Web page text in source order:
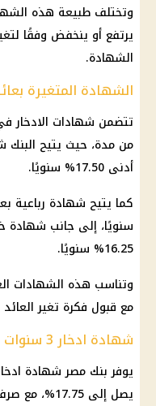
وتختلف طبيعة هذه
يرتفع أو ينخفض وفقًا
الشهادة.
الشهادة المتغيرة
تتضمن شهادات الادخار
من مدة، حيث يتيح
أدنى 17.50% سنويًا.
سنويًا، إلى جانب
16.25% سنويًا.
وتناسب هذه الشهادات
مع قبول فكرة تغير
شهادة ادخار 3 سنوات بعائد تراكمي
يصل إلى 17.75%، مع صرف نصف سنوي للعائد.